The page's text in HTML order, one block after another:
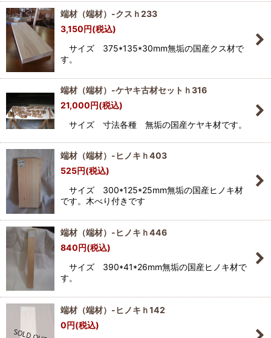
端材（端材）-クスｈ233
3,150円(税込)
サイズ 375*135*30mm無垢の国産クス材で
す。
端材（端材）-ケヤキ古材セットｈ316
21,000円(税込)
サイズ 寸法各種 無垢の国産ケヤキ材です。
端材（端材）-ヒノキｈ403
525円(税込)
サイズ 300*125*25mm無垢の国産ヒノキ材
です。木べり付きです
端材（端材）-ヒノキｈ446
840円(税込)
サイズ 390*41*26mm無垢の国産ヒノキ材で
す。
端材（端材）-ヒノキｈ142
0円(税込)